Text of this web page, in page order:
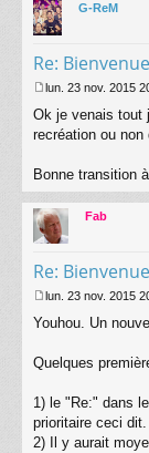
G-ReM
Re:
e
s
g
lun. 23 nov. 2015
Ok je venais tout
recréation ou
Bonne transition
Fab
Re:
e
s
e
lun. 23 nov. 2015
Youhou. Un
Quelques
1) le "Re:" dans
prioritaire ceci dit.
2) Il y aurait